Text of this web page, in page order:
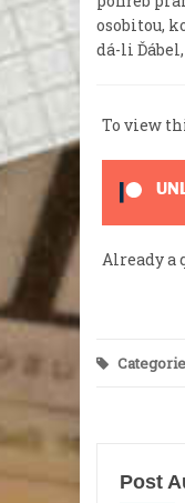
osobitou,
dá-li
To view
Already a
Post